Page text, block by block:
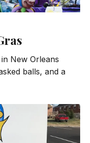
New Orleans
balls, and a